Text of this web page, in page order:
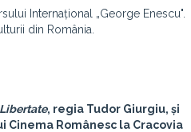
Internațional „George Enescu".
din România.
Libertate, regia Tudor Giurgiu, și
Cinema Românesc la Cracovia